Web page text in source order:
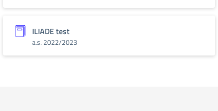
ILIADE test
a.s. 2022/2023